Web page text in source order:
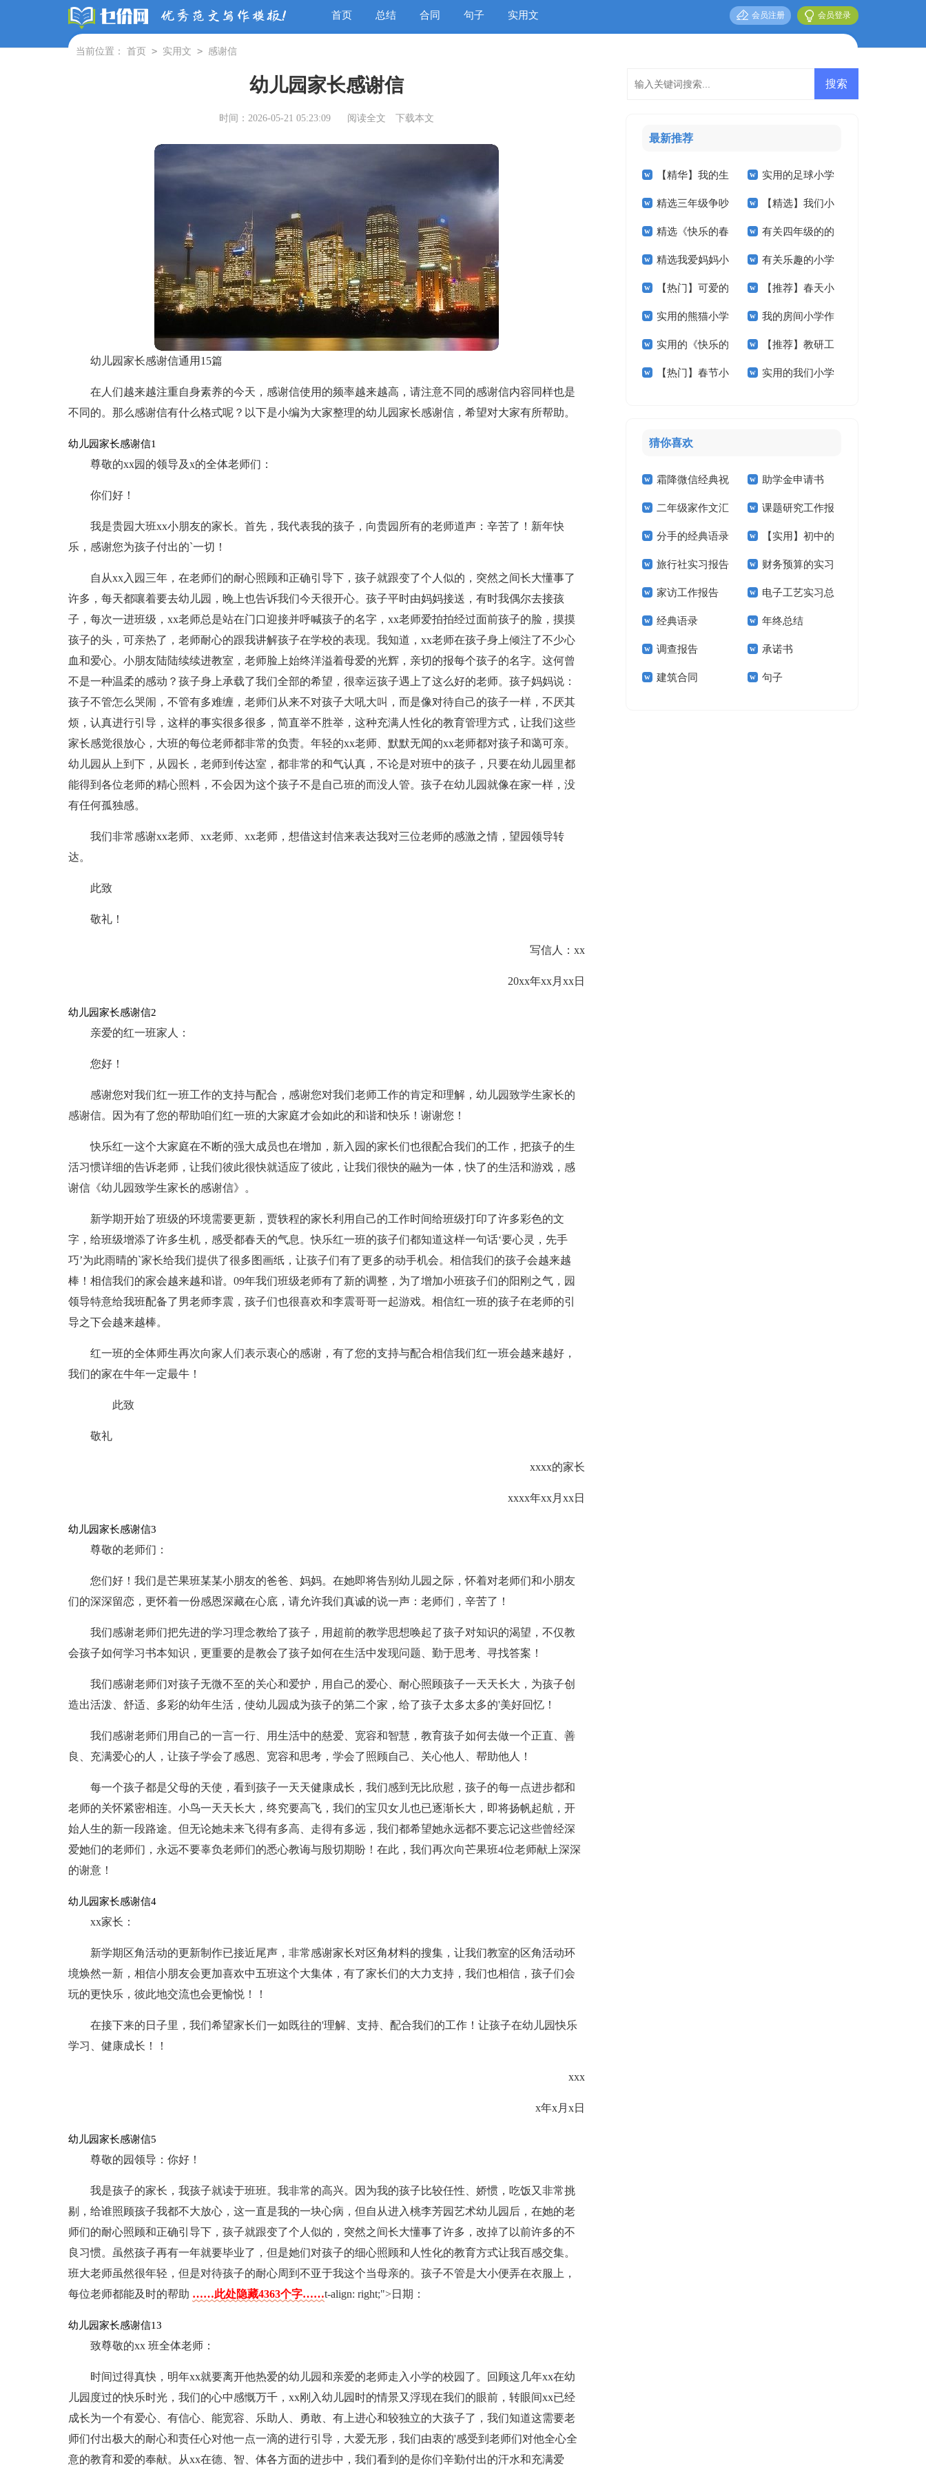
首页 总结 合同 句子 实用文 会员登录
会员注册
当前位置： 首页 > 实用文 > 感谢信
幼儿园家长感谢信
时间：2026-05-21 05:23:09 阅读全文 下载本文
幼儿园家长感谢信通用15篇
在人们越来越注重自身素养的今天，感谢信使用的频率越来越高，请注意不同的感谢信内容同样也是
不同的。那么感谢信有什么格式呢？以下是小编为大家整理的幼儿园家长感谢信，希望对大家有所帮助。
幼儿园家长感谢信1
尊敬的xx园的领导及x的全体老师们：
你们好！
我是贵园大班xx小朋友的家长。首先，我代表我的孩子，向贵园所有的老师道声：辛苦了！新年快
乐，感谢您为孩子付出的`一切！
自从xx入园三年，在老师们的耐心照顾和正确引导下，孩子就跟变了个人似的，突然之间长大懂事了
许多，每天都嚷着要去幼儿园，晚上也告诉我们今天很开心。孩子平时由妈妈接送，有时我偶尔去接孩
子，每次一进班级，xx老师总是站在门口迎接并呼喊孩子的名字，xx老师爱拍拍经过面前孩子的脸，摸摸
孩子的头，可亲热了，老师耐心的跟我讲解孩子在学校的表现。我知道，xx老师在孩子身上倾注了不少心
血和爱心。小朋友陆陆续续进教室，老师脸上始终洋溢着母爱的光辉，亲切的报每个孩子的名字。这何曾
不是一种温柔的感动？孩子身上承载了我们全部的希望，很幸运孩子遇上了这么好的老师。孩子妈妈说：
孩子不管怎么哭闹，不管有多难缠，老师们从来不对孩子大吼大叫，而是像对待自己的孩子一样，不厌其
烦，认真进行引导，这样的事实很多很多，简直举不胜举，这种充满人性化的教育管理方式，让我们这些
家长感觉很放心，大班的每位老师都非常的负责。年轻的xx老师、默默无闻的xx老师都对孩子和蔼可亲。
幼儿园从上到下，从园长，老师到传达室，都非常的和气认真，不论是对班中的孩子，只要在幼儿园里都
能得到各位老师的精心照料，不会因为这个孩子不是自己班的而没人管。孩子在幼儿园就像在家一样，没
有任何孤独感。
我们非常感谢xx老师、xx老师、xx老师，想借这封信来表达我对三位老师的感激之情，望园领导转
达。
此致
敬礼！
写信人：xx
20xx年xx月xx日
幼儿园家长感谢信2
亲爱的红一班家人：
您好！
感谢您对我们红一班工作的支持与配合，感谢您对我们老师工作的肯定和理解，幼儿园致学生家长的
感谢信。因为有了您的帮助咱们红一班的大家庭才会如此的和谐和快乐！谢谢您！
快乐红一这个大家庭在不断的强大成员也在增加，新入园的家长们也很配合我们的工作，把孩子的生
活习惯详细的告诉老师，让我们彼此很快就适应了彼此，让我们很快的融为一体，快了的生活和游戏，感
谢信《幼儿园致学生家长的感谢信》。
新学期开始了班级的环境需要更新，贾轶程的家长利用自己的工作时间给班级打印了许多彩色的文
字，给班级增添了许多生机，感受都春天的气息。快乐红一班的孩子们都知道这样一句话‘要心灵，先手
巧’为此雨晴的`家长给我们提供了很多图画纸，让孩子们有了更多的动手机会。相信我们的孩子会越来越
棒！相信我们的家会越来越和谐。09年我们班级老师有了新的调整，为了增加小班孩子们的阳刚之气，园
领导特意给我班配备了男老师李震，孩子们也很喜欢和李震哥哥一起游戏。相信红一班的孩子在老师的引
导之下会越来越棒。
红一班的全体师生再次向家人们表示衷心的感谢，有了您的支持与配合相信我们红一班会越来越好，
我们的家在牛年一定最牛！
此致
敬礼
xxxx的家长
xxxx年xx月xx日
幼儿园家长感谢信3
尊敬的老师们：
您们好！我们是芒果班某某小朋友的爸爸、妈妈。在她即将告别幼儿园之际，怀着对老师们和小朋友
们的深深留恋，更怀着一份感恩深藏在心底，请允许我们真诚的说一声：老师们，辛苦了！
我们感谢老师们把先进的学习理念教给了孩子，用超前的教学思想唤起了孩子对知识的渴望，不仅教
会孩子如何学习书本知识，更重要的是教会了孩子如何在生活中发现问题、勤于思考、寻找答案！
我们感谢老师们对孩子无微不至的关心和爱护，用自己的爱心、耐心照顾孩子一天天长大，为孩子创
造出活泼、舒适、多彩的幼年生活，使幼儿园成为孩子的第二个家，给了孩子太多太多的'美好回忆！
我们感谢老师们用自己的一言一行、用生活中的慈爱、宽容和智慧，教育孩子如何去做一个正直、善
良、充满爱心的人，让孩子学会了感恩、宽容和思考，学会了照顾自己、关心他人、帮助他人！
每一个孩子都是父母的天使，看到孩子一天天健康成长，我们感到无比欣慰，孩子的每一点进步都和
老师的关怀紧密相连。小鸟一天天长大，终究要高飞，我们的宝贝女儿也已逐渐长大，即将扬帆起航，开
始人生的新一段路途。但无论她未来飞得有多高、走得有多远，我们都希望她永远都不要忘记这些曾经深
爱她们的老师们，永远不要辜负老师们的悉心教诲与殷切期盼！在此，我们再次向芒果班4位老师献上深深
的谢意！
幼儿园家长感谢信4
xx家长：
新学期区角活动的更新制作已接近尾声，非常感谢家长对区角材料的搜集，让我们教室的区角活动环
境焕然一新，相信小朋友会更加喜欢中五班这个大集体，有了家长们的大力支持，我们也相信，孩子们会
玩的更快乐，彼此地交流也会更愉悦！！
在接下来的日子里，我们希望家长们一如既往的'理解、支持、配合我们的工作！让孩子在幼儿园快乐
学习、健康成长！！
xxx
x年x月x日
幼儿园家长感谢信5
尊敬的园领导：你好！
我是孩子的家长，我孩子就读于班班。我非常的高兴。因为我的孩子比较任性、娇惯，吃饭又非常挑
剔，给谁照顾孩子我都不大放心，这一直是我的一块心病，但自从进入桃李芳园艺术幼儿园后，在她的老
师们的耐心照顾和正确引导下，孩子就跟变了个人似的，突然之间长大懂事了许多，改掉了以前许多的不
良习惯。虽然孩子再有一年就要毕业了，但是她们对孩子的细心照顾和人性化的教育方式让我百感交集。
班大老师虽然很年轻，但是对待孩子的耐心周到不亚于我这个当母亲的。孩子不管是大小便弄在衣服上，
每位老师都能及时的帮助 ……此处隐藏4363个字……t-align: right;">日期：
幼儿园家长感谢信13
致尊敬的xx 班全体老师：
时间过得真快，明年xx就要离开他热爱的幼儿园和亲爱的老师走入小学的校园了。回顾这几年xx在幼
儿园度过的快乐时光，我们的心中感慨万千，xx刚入幼儿园时的情景又浮现在我们的眼前，转眼间xx已经
成长为一个有爱心、有信心、能宽容、乐助人、勇敢、有上进心和较独立的大孩子了，我们知道这需要老
师们付出极大的耐心和责任心对他一点一滴的进行引导，大爱无形，我们由衷的'感受到老师们对他全心全
意的教育和爱的奉献。从xx在德、智、体各方面的进步中，我们看到的是你们辛勤付出的汗水和充满爱
最新推荐
【精华】我的生
活小学作文四篇
实用的足球小学
作文合集八篇
精选三年级争吵
作文300字四篇
【精选】我们小
学作文300字六篇
精选《快乐的春
节》小学作文合集九
篇
有关四年级的的
暑假作文3篇
精选我爱妈妈小
学作文4篇
有关乐趣的小学
作文合集10篇
【热门】可爱的
小学作文300字3篇
【推荐】春天小
学作文十篇
实用的熊猫小学
作文合集五篇
我的房间小学作
文汇编5篇
实用的《快乐的
春节》小学作文3篇
【推荐】教研工
作计划范文汇编五篇
【热门】春节小 实用的我们小学
猜你喜欢
霜降微信经典祝
福语
助学金申请书
【精】
二年级家作文汇
总7篇
课题研究工作报
告
分手的经典语录 【实用】初中的
作文300字汇总6篇
旅行社实习报告
(15篇)
财务预算的实习
报告
家访工作报告 电子工艺实习总
结15篇
经典语录 年终总结
调查报告 承诺书
建筑合同 句子